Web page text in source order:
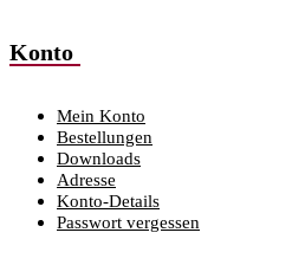
Konto
Mein Konto
Bestellungen
Downloads
Adresse
Konto-Details
Passwort vergessen